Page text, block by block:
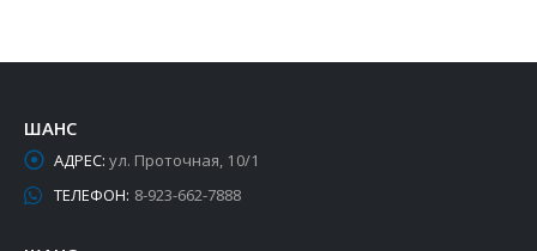
ШАНС
АДРЕС: ул. Проточная, 10/1
ТЕЛЕФОН: 8-923-662-7888